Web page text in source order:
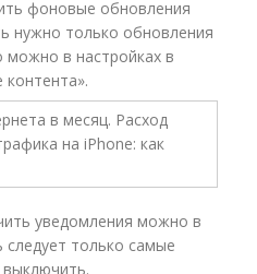
фоновые обновления
нужно только обновления
можно в настройках в
уведомления можно в
следует только самые